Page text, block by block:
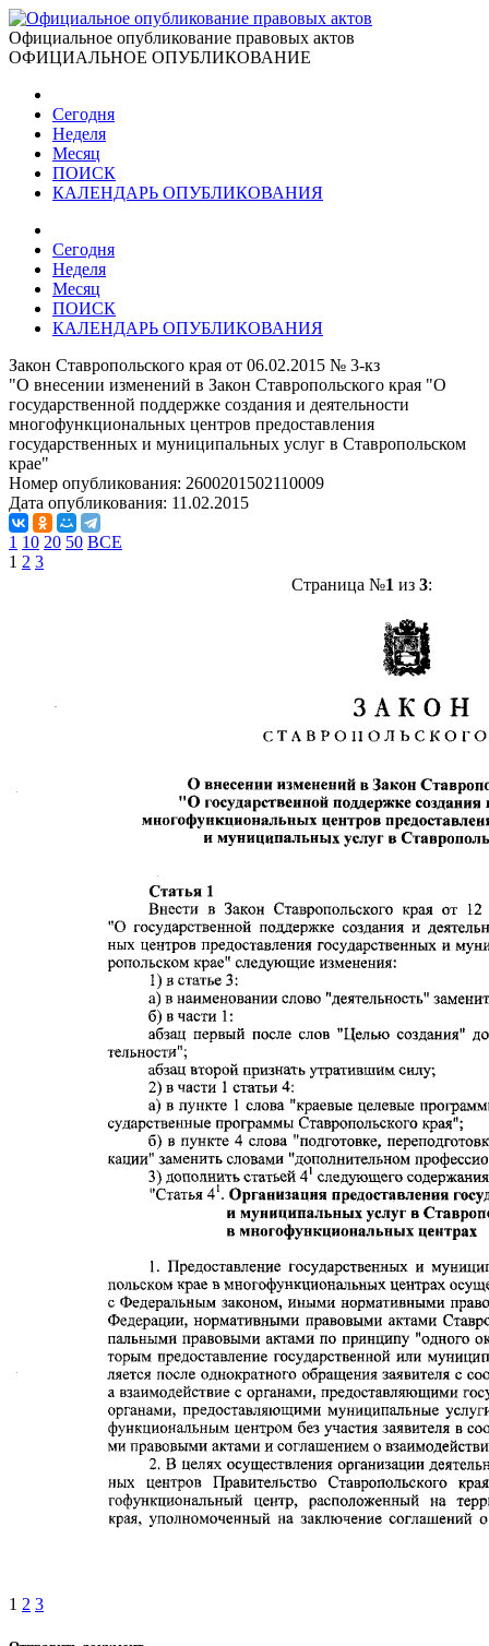
Официальное опубликование правовых актов
ОФИЦИАЛЬНОЕ ОПУБЛИКОВАНИЕ
Сегодня
Неделя
Месяц
ПОИСК
КАЛЕНДАРЬ ОПУБЛИКОВАНИЯ
Сегодня
Неделя
Месяц
ПОИСК
КАЛЕНДАРЬ ОПУБЛИКОВАНИЯ
Закон Ставропольского края от 06.02.2015 № 3-кз
"О внесении изменений в Закон Ставропольского края "О
государственной поддержке создания и деятельности
многофункциональных центров предоставления
государственных и муниципальных услуг в Ставропольском
крае"
Номер опубликования: 2600201502110009
Дата опубликования: 11.02.2015
1 10 20 50 ВСЕ
1 2 3
Страница №1 из 3:
1 2 3